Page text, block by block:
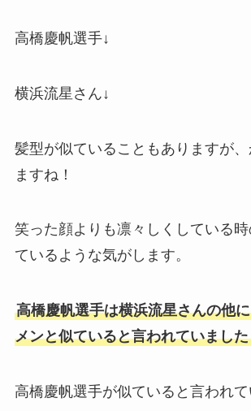
高橋慶帆選手↓
横浜流星さん↓
髪型が似ていることもありますが
ますね！
笑った顔よりも凛々しくしている
ているような気がします。
高橋慶帆選手は横浜流星さんの他
メンと似ていると言われていまし
高橋慶帆選手が似ていると言われ